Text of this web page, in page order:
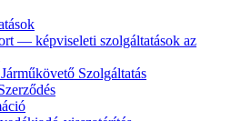
— képviseleti szolgáltatások az
Szolgáltatás